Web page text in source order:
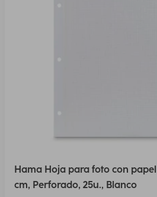
Hama Hoja para foto con papel
cm, Perforado, 25u., Blanco